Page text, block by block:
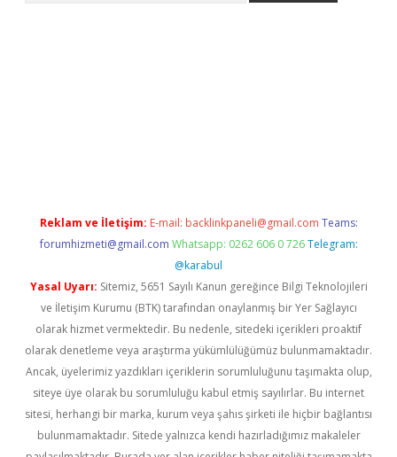
Reklam ve İletişim: E-mail: backlinkpaneli@gmail.com Teams:
forumhizmeti@gmail.com Whatsapp: 0262 606 0 726 Telegram:
@karabul
Yasal Uyarı: Sitemiz, 5651 Sayılı Kanun gereğince Bilgi Teknolojileri
ve İletişim Kurumu (BTK) tarafından onaylanmış bir Yer Sağlayıcı
olarak hizmet vermektedir. Bu nedenle, sitedeki içerikleri proaktif
olarak denetleme veya araştırma yükümlülüğümüz bulunmamaktadır.
Ancak, üyelerimiz yazdıkları içeriklerin sorumluluğunu taşımakta olup,
siteye üye olarak bu sorumluluğu kabul etmiş sayılırlar. Bu internet
sitesi, herhangi bir marka, kurum veya şahıs şirketi ile hiçbir bağlantısı
bulunmamaktadır. Sitede yalnızca kendi hazırladığımız makaleler